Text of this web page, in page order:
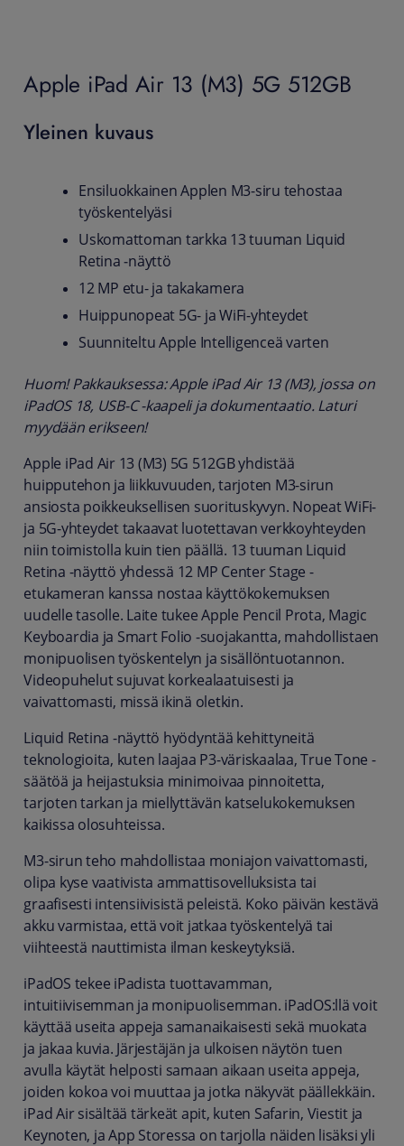
Apple iPad Air 13 (M3) 5G 512GB
Yleinen kuvaus
Ensiluokkainen Applen M3-siru tehostaa
työskentelyäsi
Uskomattoman tarkka 13 tuuman Liquid
Retina ‑näyttö
12 MP etu- ja takakamera
Huippunopeat 5G- ja WiFi-yhteydet
Suunniteltu Apple Intelligenceä varten
Huom! Pakkauksessa: Apple iPad Air 13 (M3), jossa on
iPadOS 18, USB-C -kaapeli ja dokumentaatio. Laturi
myydään erikseen!
Apple iPad Air 13 (M3) 5G 512GB yhdistää
huipputehon ja liikkuvuuden, tarjoten M3-sirun
ansiosta poikkeuksellisen suorituskyvyn. Nopeat WiFi-
ja 5G-yhteydet takaavat luotettavan verkkoyhteyden
niin toimistolla kuin tien päällä. 13 tuuman Liquid
Retina -näyttö yhdessä 12 MP Center Stage -
etukameran kanssa nostaa käyttökokemuksen
uudelle tasolle. Laite tukee Apple Pencil Prota, Magic
Keyboardia ja Smart Folio -suojakantta, mahdollistaen
monipuolisen työskentelyn ja sisällöntuotannon.
Videopuhelut sujuvat korkealaatuisesti ja
vaivattomasti, missä ikinä oletkin.
Liquid Retina -näyttö hyödyntää kehittyneitä
teknologioita, kuten laajaa P3-väriskaalaa, True Tone -
säätöä ja heijastuksia minimoivaa pinnoitetta,
tarjoten tarkan ja miellyttävän katselukokemuksen
kaikissa olosuhteissa.
M3-sirun teho mahdollistaa moniajon vaivattomasti,
olipa kyse vaativista ammattisovelluksista tai
graafisesti intensiivisistä peleistä. Koko päivän kestävä
akku varmistaa, että voit jatkaa työskentelyä tai
viihteestä nauttimista ilman keskeytyksiä.
iPadOS tekee iPadista tuottavamman,
intuitiivisemman ja monipuolisemman. iPadOS:llä voit
käyttää useita appeja samanaikaisesti sekä muokata
ja jakaa kuvia. Järjestäjän ja ulkoisen näytön tuen
avulla käytät helposti samaan aikaan useita appeja,
joiden kokoa voi muuttaa ja jotka näkyvät päällekkäin.
iPad Air sisältää tärkeät apit, kuten Safarin, Viestit ja
Keynoten, ja App Storessa on tarjolla näiden lisäksi yli